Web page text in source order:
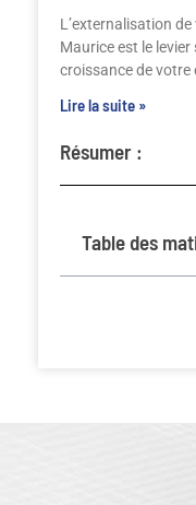
L’externalisation
Maurice est le
croissance de votre
Lire la suite »
Résumer :
Table des